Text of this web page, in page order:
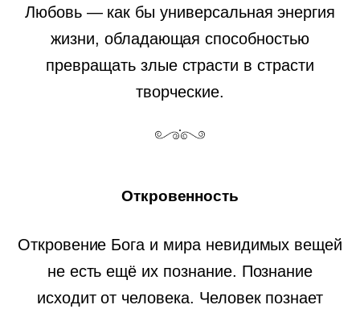
Любовь — как бы универсальная энергия
жизни, обладающая способностью
превращать злые страсти в страсти
творческие.
Откровенность
Откровение Бога и мира невидимых вещей
не есть ещё их познание. Познание
исходит от человека. Человек познает